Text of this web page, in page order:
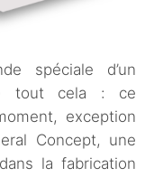
spéciale d’un
tout cela : ce
exception
Concept, une
la fabrication